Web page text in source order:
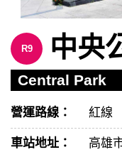
R9 中央
Central Park
營運路線： 紅線
車站地址： 高雄